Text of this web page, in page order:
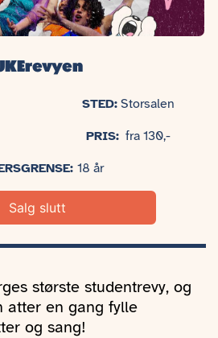
STED:Storsalen
PRIS:fra 130,-
18 år
Salg slutt
største studentrevy, og
atter en gang fylle
og sang!